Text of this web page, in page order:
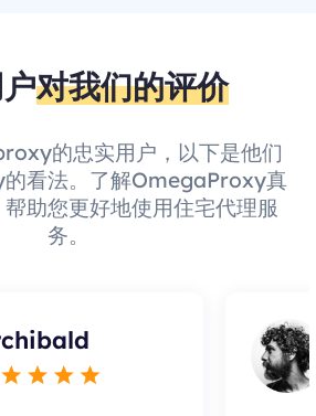
对我们的评价
的忠实用户，以下是他们
看法。了解OmegaProxy真
助您更好地使用住宅代理服
务。